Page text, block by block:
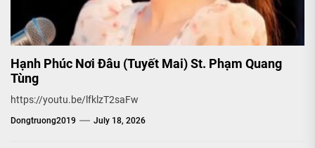
Hạnh Phúc Nơi Đâu (Tuyết Mai) St. Phạm Quang
Tùng
https://youtu.be/lfklzT2saFw
Dongtruong2019 July 18, 2026